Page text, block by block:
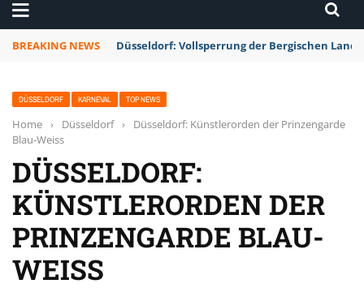
BREAKING NEWS Düsseldorf: Vollsperrung der Bergischen
DÜSSELDORF KARNEVAL TOP NEWS
Home › Düsseldorf ›
Düsseldorf: Künstlerorden der Prinzengarde
Blau-Weiss
DÜSSELDORF:
KÜNSTLERORDEN DER
PRINZENGARDE BLAU-
WEISS